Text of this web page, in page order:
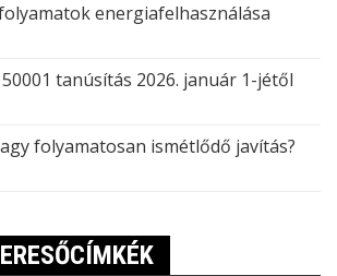
energiafelhasználása
tanúsítás 2026. január 1-jétől
folyamatosan ismétlődő javítás?